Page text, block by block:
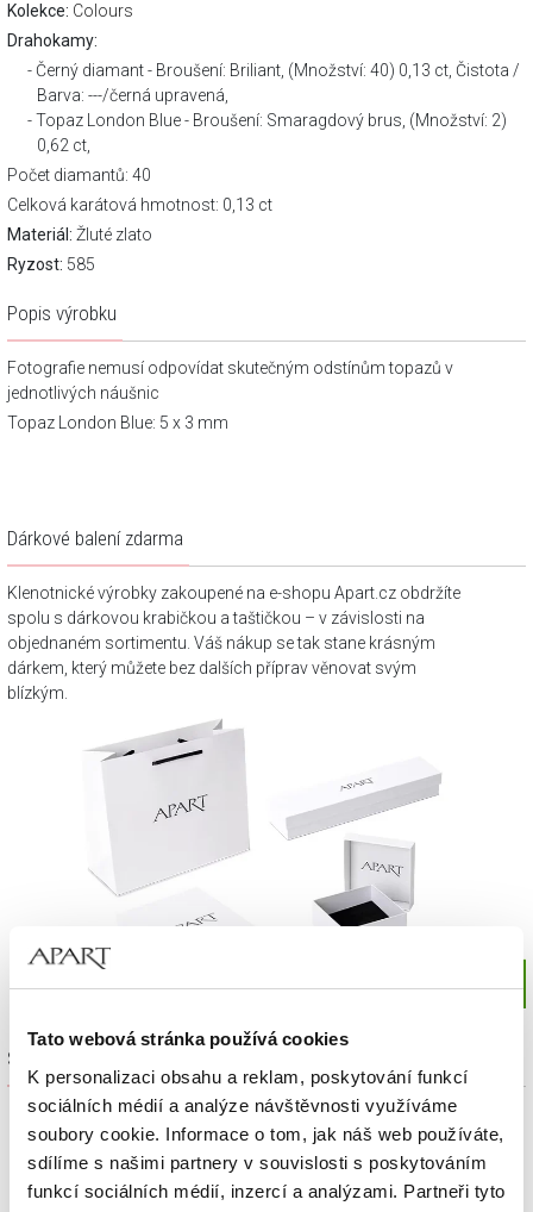
Tato webová stránka používá cookies
K personalizaci obsahu a reklam, poskytování funkcí
sociálních médií a analýze návštěvnosti využíváme
soubory cookie. Informace o tom, jak náš web používáte,
sdílíme s našimi partnery v souvislosti s poskytováním
funkcí sociálních médií, inzercí a analýzami. Partneři tyto
Kolekce: Colours
Drahokamy:
Černý diamant - Broušení: Briliant, (Množství: 40) 0,13 ct, Čistota /
Barva: ---/černá upravená,
Topaz London Blue - Broušení: Smaragdový brus, (Množství: 2)
0,62 ct,
Počet diamantů: 40
Celková karátová hmotnost: 0,13 ct
Materiál: Žluté zlato
Ryzost: 585
Popis výrobku
Fotografie nemusí odpovídat skutečným odstínům topazů v
jednotlivých náušnic
Topaz London Blue: 5 x 3 mm
Dárkové balení zdarma
Klenotnické výrobky zakoupené na e-shopu Apart.cz obdržíte
spolu s dárkovou krabičkou a taštičkou – v závislosti na
objednaném sortimentu. Váš nákup se tak stane krásným
dárkem, který můžete bez dalších příprav věnovat svým
blízkým.
Sada výrobků